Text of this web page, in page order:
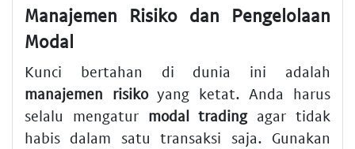
Manajemen Risiko dan Pengelolaan
Modal
Kunci bertahan di dunia ini adalah
manajemen risikoyang ketat. Anda harus
selalu mengatur modal tradingagar tidak
habis dalam satu transaksi saja. Gunakan